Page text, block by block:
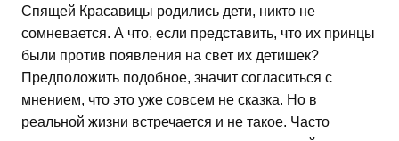
Спящей Красавицы родились дети, никто не
сомневается. А что, если представить, что их принцы
были против появления на свет их детишек?
Предположить подобное, значит согласиться с
мнением, что это уже совсем не сказка. Но в
реальной жизни встречается и не такое. Часто